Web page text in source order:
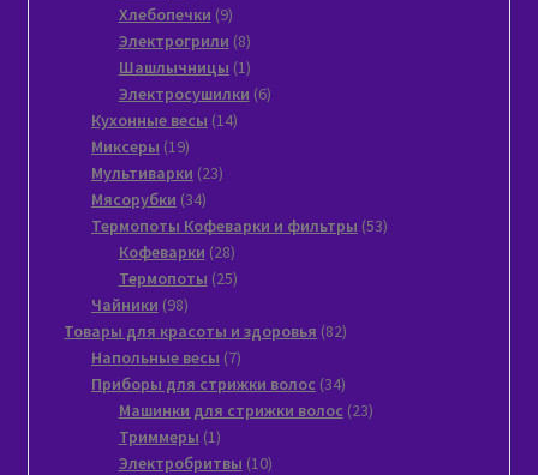
товаров
Хлебопечки 99
товаров
Электрогрили 88
товаров
Шашлычницы 11
товар
Электросушилки 66
Кухонные весы 1414
Миксеры 1919
товаров
Мультиварки 2323
Мясорубки 3434
товара
Термопоты Кофеварки и фильтры 5353
Кофеварки 2828
товаров
Термопоты 2525
Чайники 9898
товаров
Товары для красоты и здоровья 8282
Напольные весы 77
товаров
Приборы для стрижки волос 3434
товара
Машинки для стрижки волос 2323
Триммеры 11
товар
Электробритвы 1010